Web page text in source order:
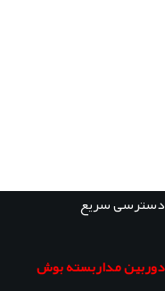
دسترسی سریع
دوربین مداربسته بوش